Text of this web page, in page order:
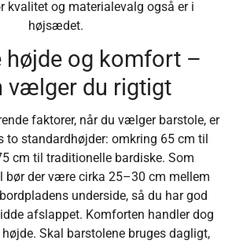
kvalitet og materialevalg også er i
højsædet.
højde og komfort –
vælger du rigtigt
faktorer, når du vælger barstole, er
to standardhøjder: omkring 65 cm til
cm til traditionelle bardiske. Som
bør der være cirka 25–30 cm mellem
underside, så du har god
afslappet. Komforten handler dog
Skal barstolene bruges dagligt,